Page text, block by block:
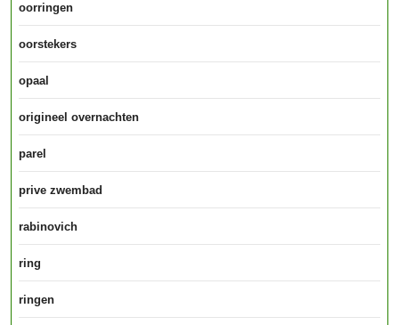
oorringen
oorstekers
opaal
origineel overnachten
parel
prive zwembad
rabinovich
ring
ringen